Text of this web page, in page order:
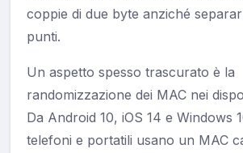
coppie di due byte anziché
punti.
Un aspetto spesso trascurato è la
randomizzazione dei MAC nei
Da Android 10, iOS 14 e Windows
telefoni e portatili usano un MAC